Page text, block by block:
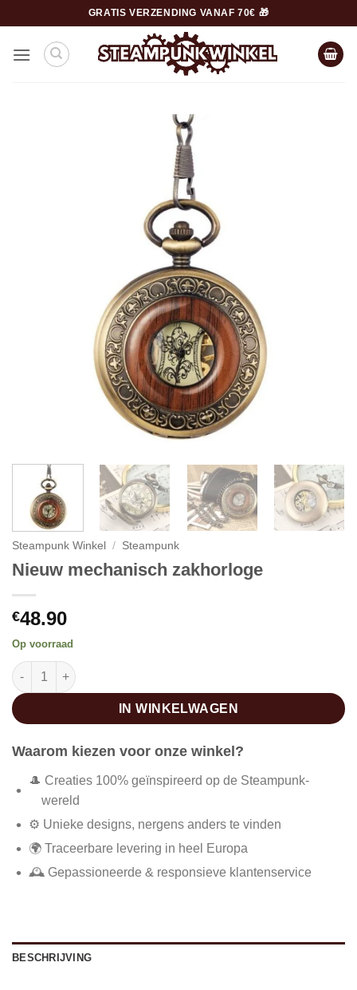
naar
inhoud
GRATIS VERZENDING VANAF 70€ 🎁
Steampunk Winkel / Steampunk
Nieuw mechanisch zakhorloge
€48.90
Op voorraad
Nieuw mechanisch zakhorloge aantal
IN WINKELWAGEN
Waarom kiezen voor onze winkel?
🎩 Creaties 100% geïnspireerd op de Steampunk-
wereld
⚙️ Unieke designs, nergens anders te vinden
🌍 Traceerbare levering in heel Europa
🕰️ Gepassioneerde & responsieve klantenservice
BESCHRIJVING